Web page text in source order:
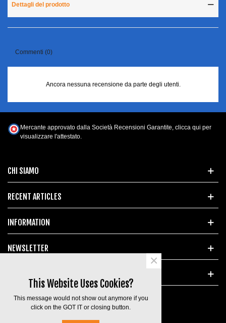
Dettagli del prodotto
Commenti (0)
Ancora nessuna recensione da parte degli utenti.
CHI SIAMO
RECENT ARTICLES
INFORMATION
NEWSLETTER
Mercante approvato dalla Società Recensioni Garantite, clicca qui per
visualizzare l'attestato
This Website Uses Cookies?
This message would not show out anymore if you
click on the GOT IT or closing button.
×